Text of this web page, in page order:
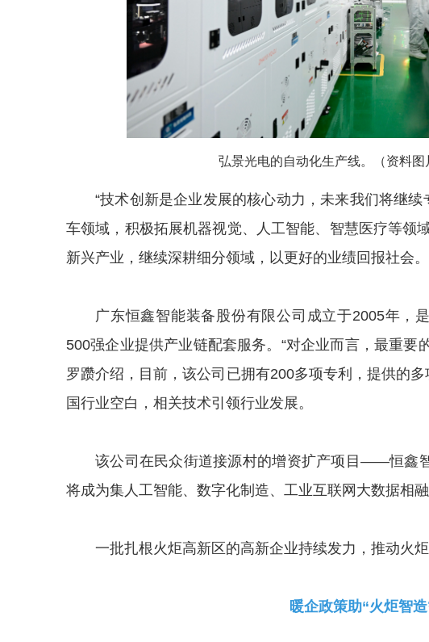
弘景光电的自动化生产线。（资料
“技术创新是企业发展的核心动力，未来我们将继续
车领域，积极拓展机器视觉、人工智能、智慧医疗等领
新兴产业，继续深耕细分领域，以更好的业绩回报社会。
广东恒鑫智能装备股份有限公司成立于2005年，
500强企业提供产业链配套服务。“对企业而言，最重要
罗躜介绍，目前，该公司已拥有200多项专利，提供的
国行业空白，相关技术引领行业发展。
该公司在民众街道接源村的增资扩产项目——恒鑫
将成为集人工智能、数字化制造、工业互联网大数据相
一批扎根火炬高新区的高新企业持续发力，推动火炬
暖企政策助“火炬智